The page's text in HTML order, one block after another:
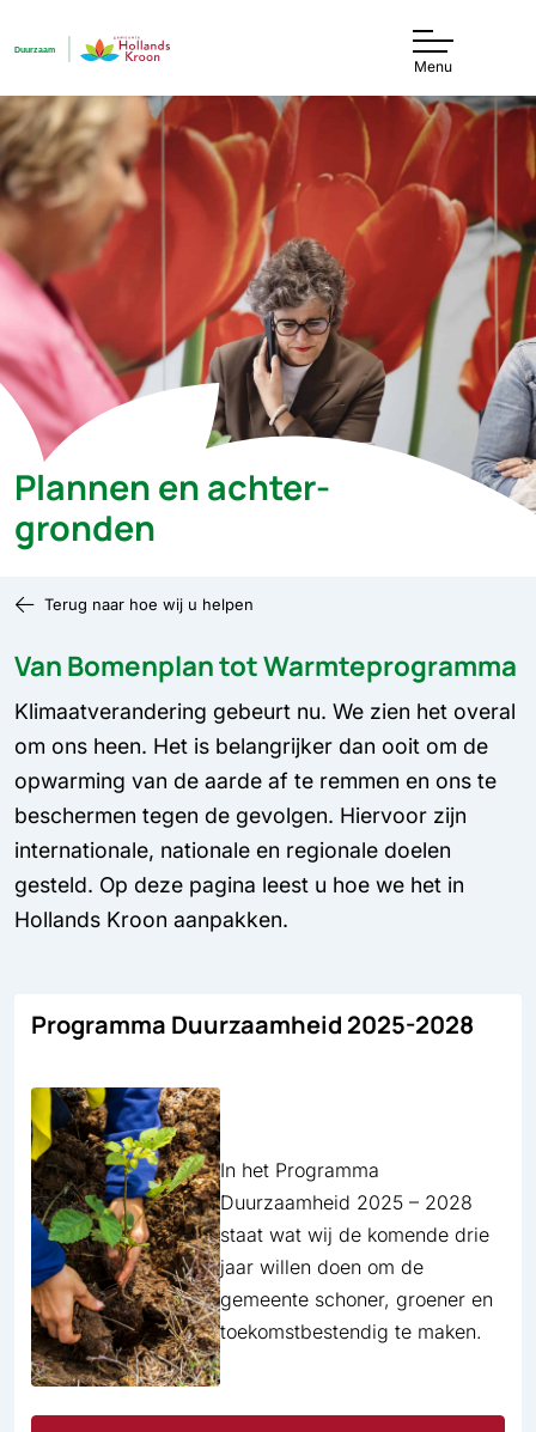
Menu
Plannen en achter­
gronden
Terug naar hoe wij u helpen
Van Bomenplan tot Warmteprogramma
Klimaatverandering gebeurt nu. We zien het overal
om ons heen. Het is belangrijker dan ooit om de
opwarming van de aarde af te remmen en ons te
beschermen tegen de gevolgen. Hiervoor zijn
internationale, nationale en regionale doelen
gesteld. Op deze pagina leest u hoe we het in
Hollands Kroon aanpakken.
Programma Duurzaamheid 2025-2028
In het Programma
Duurzaamheid 2025 – 2028
staat wat wij de komende drie
jaar willen doen om de
gemeente schoner, groener en
toekomstbestendig te maken.